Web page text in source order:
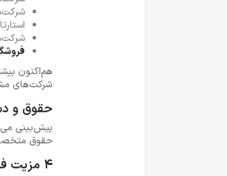
هم‌اکنون
شرکت‌های
حقوق و
حقوق
4 مزیت فرصت شغلی کارشناس تبلیغات